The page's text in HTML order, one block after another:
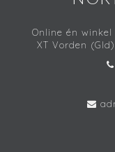
Online én winkel
XT Vorden